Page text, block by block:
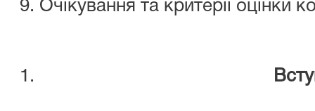
Очікування та критерії оцінки